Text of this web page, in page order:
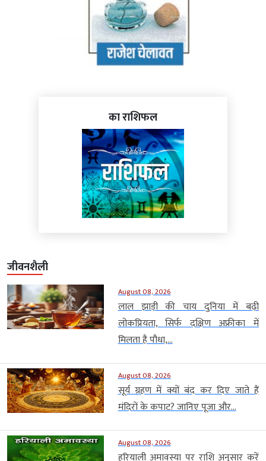
का राशिफल
जीवनशैली
August 08, 2026
लाल झाड़ी की चाय दुनिया में बढ़ी
लोकप्रियता, सिर्फ दक्षिण अफ्रीका में
मिलता है पौधा,...
August 08, 2026
सूर्य ग्रहण में क्यों बंद कर दिए जाते हैं
मंदिरों के कपाट? जानिए पूजा और...
August 08, 2026
हरियाली अमावस्या पर राशि अनुसार करें